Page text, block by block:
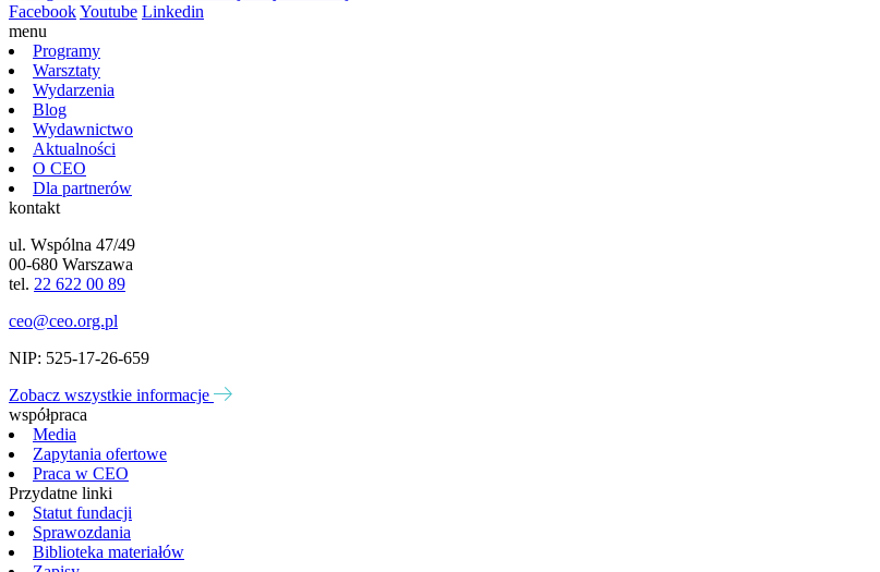
FacebookYoutube Linkedin
menu
Programy
Warsztaty
Wydarzenia
Blog
Wydawnictwo
Aktualności
O CEO
Dla partnerów
kontakt
ul. Wspólna 47/49
00-680 Warszawa
tel. 22 622 00 89
ceo@ceo.org.pl
NIP: 525-17-26-659
Zobacz wszystkie informacje
współpraca
Media
Zapytania ofertowe
Praca w CEO
Przydatne linki
Statut fundacji
Sprawozdania
Biblioteka materiałów